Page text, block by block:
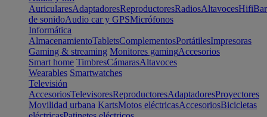
AuricularesAdaptadoresReproductoresRadiosAltavocesHifi
de sonidoAudio car y GPSMicrófonos
Informática
AlmacenamientoTabletsComplementosPortátilesImpresoras
Gaming & streaming Monitores gamingAccesorios
Smart home TimbresCámarasAltavoces
Wearables Smartwatches
Televisión
AccesoriosTelevisoresReproductoresAdaptadoresProyectores
Movilidad urbana KartsMotos eléctricasAccesoriosBicicletas